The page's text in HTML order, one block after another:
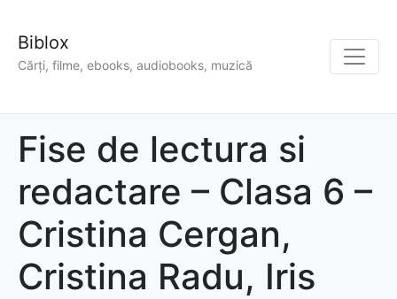
Biblox
Cărți, filme, ebooks, audiobooks, muzică
Fise de lectura si
redactare – Clasa 6 –
Cristina Cergan,
Cristina Radu, Iris